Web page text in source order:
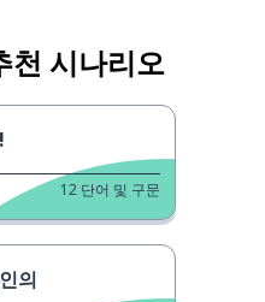
천 시나리오
12 단어 및 구문
의